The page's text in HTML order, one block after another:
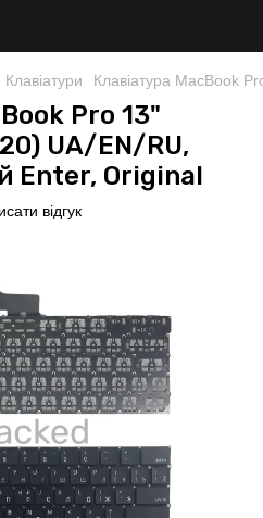
Клавіатури Клавіатура MacBook
Pro 13"
UA/EN/RU,
Enter, Original
відгук